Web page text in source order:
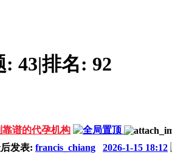
: 43|排名: 92
靠谱的代孕机构
发表: francis_chiang 2026-1-15 18:12